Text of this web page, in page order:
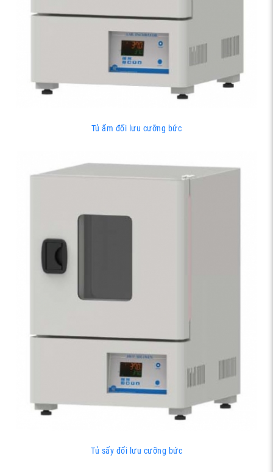
Tủ ấm đối lưu cưỡng bức
Tủ sấy đối lưu cưỡng bức